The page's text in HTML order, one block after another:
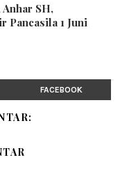
SH,
Pancasila 1 Juni
FACEBOOK